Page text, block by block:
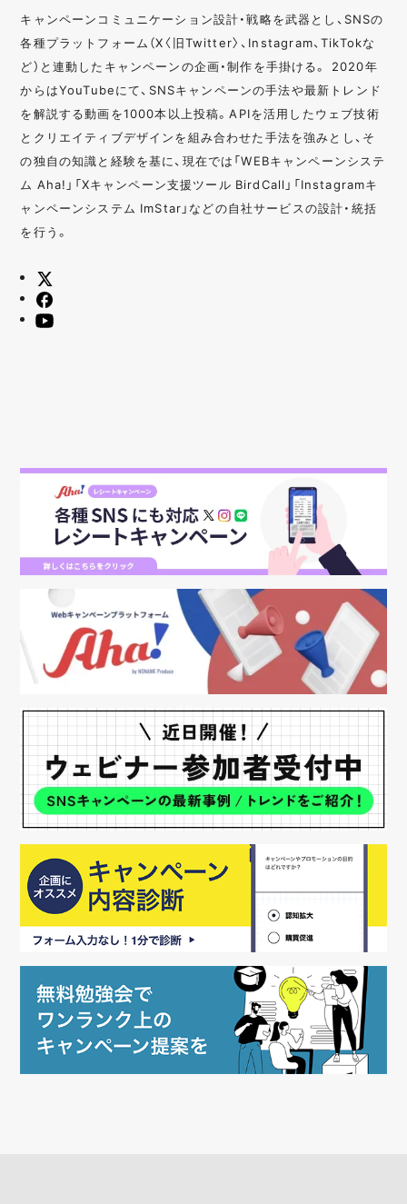
キャンペーンコミュニケーション設計・戦略を武器とし、SNSの
各種プラットフォーム（X〈旧Twitter〉、Instagram、TikTokな
ど）と連動したキャンペーンの企画・制作を手掛ける。 2020年
からはYouTubeにて、SNSキャンペーンの手法や最新トレンド
を解説する動画を1000本以上投稿。APIを活用したウェブ技術
とクリエイティブデザインを組み合わせた手法を強みとし、そ
の独自の知識と経験を基に、現在では「WEBキャンペーンシステ
ム Aha!」「Xキャンペーン支援ツール BirdCall」「Instagramキ
ャンペーンシステム ImStar」などの自社サービスの設計・統括
を行う。